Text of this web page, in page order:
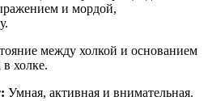
и мордой,
между холкой и основанием
холке.
Умная, активная и внимательная.